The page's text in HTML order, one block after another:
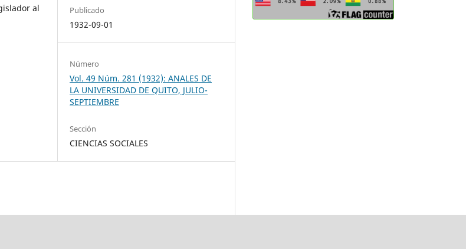
al
Publicado
1932-09-01
Número
Vol. 49 Núm. 281 (1932): ANALES DE
LA UNIVERSIDAD DE QUITO, JULIO-
SEPTIEMBRE
Sección
CIENCIAS SOCIALES